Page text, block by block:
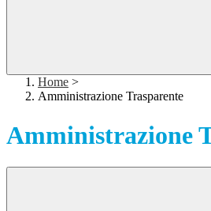
Home >
Amministrazione Trasparente
Amministrazione